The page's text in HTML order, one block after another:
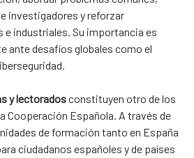
investigadores y reforzar
industriales. Su importancia es
ante desafíos globales como el
y lectoradosconstituyen otro de los
Cooperación Española. A través de
de formación tanto en España
ciudadanos españoles y de países